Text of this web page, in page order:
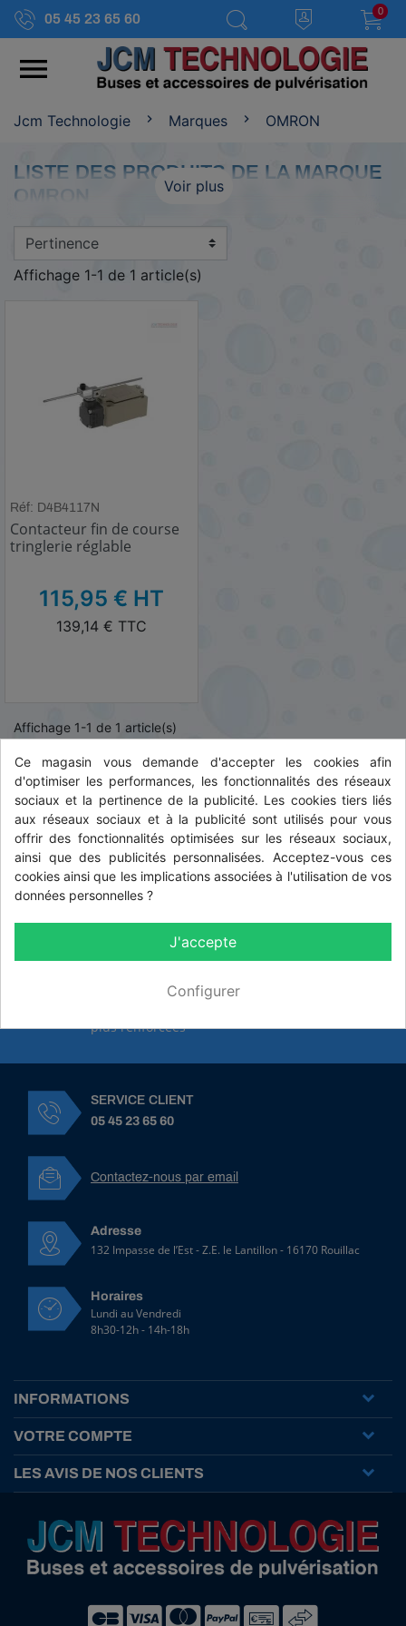
05 45 23 65 60
0

Jcm Technologie Marques OMRON
LISTE DES PRODUITS DE LA MARQUE
OMRON
Voir plus
Affichage 1-1 de 1 article(s)
Réf: D4B4117N
Contacteur fin de course
tringlerie réglable
115,95 € HT
139,14 € TTC
Affichage 1-1 de 1 article(s)
Haut de page 
PRIX DÉGRESSIFS
En fonction des quantités, commandes et de
votre fidélité
En partenariat avec SoColissimo pour des
délais courts et respectés
PAIEMENTS SÉCURISÉS
plus renforcées
SERVICE CLIENT
05 45 23 65 60
Contactez-nous par email
Adresse
132 Impasse de l’Est - Z.E. le Lantillon - 16170 Rouillac
Horaires
Lundi au Vendredi
8h30-12h - 14h-18h
INFORMATIONS
VOTRE COMPTE
LES AVIS DE NOS CLIENTS
Ce magasin vous demande d'accepter les cookies afin
d'optimiser les performances, les fonctionnalités des réseaux
sociaux et la pertinence de la publicité. Les cookies tiers liés
aux réseaux sociaux et à la publicité sont utilisés pour vous
offrir des fonctionnalités optimisées sur les réseaux sociaux,
ainsi que des publicités personnalisées. Acceptez-vous ces
cookies ainsi que les implications associées à l'utilisation de vos
données personnelles ?
J'accepte
Configurer